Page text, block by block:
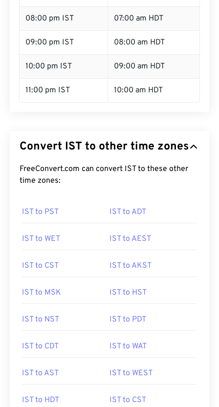
08:00 pm IST 07:00 am HDT
09:00 pm IST 08:00 am HDT
10:00 pm IST 09:00 am HDT
11:00 pm IST 10:00 am HDT
Convert IST to other time zones
FreeConvert.com can convert IST to these other
time zones:
IST to PST IST to ADT
IST to WET IST to AEST
IST to CST IST to AKST
IST to MSK IST to HST
IST to NST IST to PDT
IST to CDT IST to WAT
IST to AST IST to WEST
IST to HDT IST to CST